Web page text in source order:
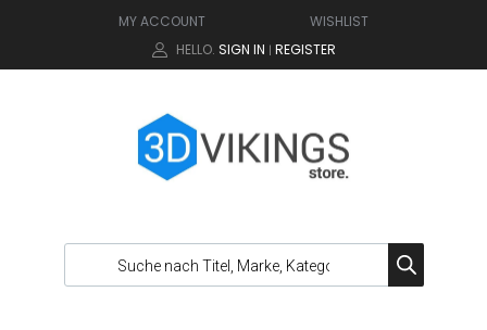
MY ACCOUNT
WISHLIST
HELLO. SIGN IN | REGISTER